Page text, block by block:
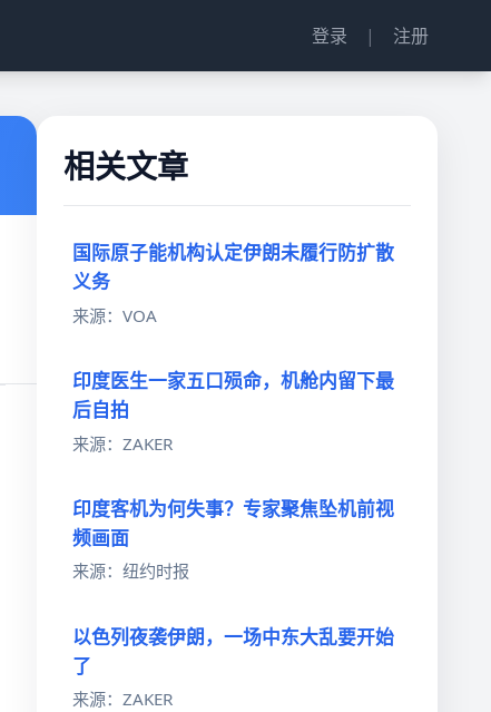
登录 | 注册
相关文章
国际原子能机构认定伊朗未履行防扩散
义务
来源：VOA
印度医生一家五口殒命，机舱内留下最
后自拍
来源：ZAKER
印度客机为何失事？专家聚焦坠机前视
频画面
来源：纽约时报
以色列夜袭伊朗，一场中东大乱要开始
了
来源：ZAKER